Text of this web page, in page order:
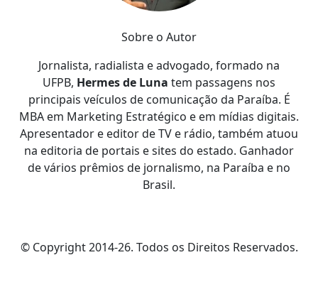
Sobre o Autor
Jornalista, radialista e advogado, formado na
UFPB, Hermes de Luna tem passagens nos
principais veículos de comunicação da Paraíba. É
MBA em Marketing Estratégico e em mídias digitais.
Apresentador e editor de TV e rádio, também atuou
na editoria de portais e sites do estado. Ganhador
de vários prêmios de jornalismo, na Paraíba e no
Brasil.
© Copyright 2014-26. Todos os Direitos Reservados.